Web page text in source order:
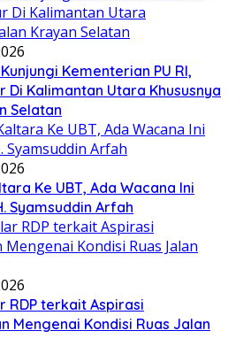
Kementerian PU RI,
Di Kalimantan Utara Khususnya
Selatan
Ke UBT, Ada Wacana Ini
Syamsuddin Arfah
RDP terkait Aspirasi
Mengenai Kondisi Ruas Jalan